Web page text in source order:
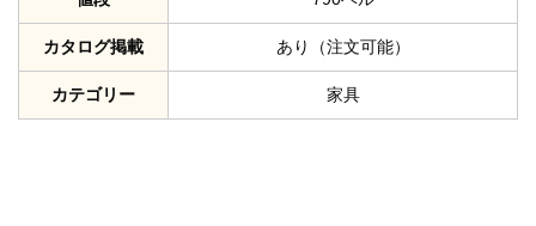
カタログ掲載 あり（注文可能）
カテゴリー 家具